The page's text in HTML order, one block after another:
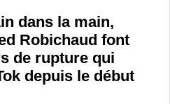
dans la main,
Robichaud font
de rupture qui
depuis le début